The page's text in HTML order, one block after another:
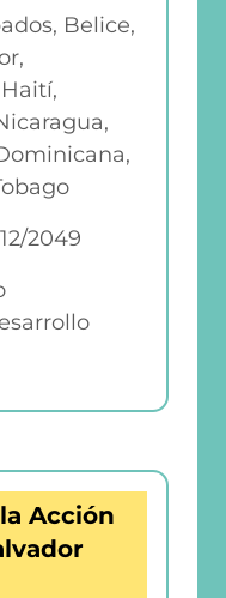
Belice,
12/2049
Acción